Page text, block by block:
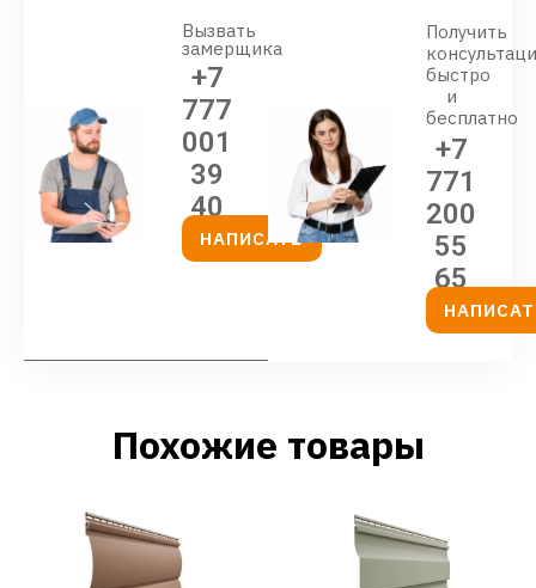
Вызвать
замерщика
+7
777
001
39
40
НАПИСАТЬ
Получить
быстро
и
бесплатно
+7
771
200
55
65
Похожие товары